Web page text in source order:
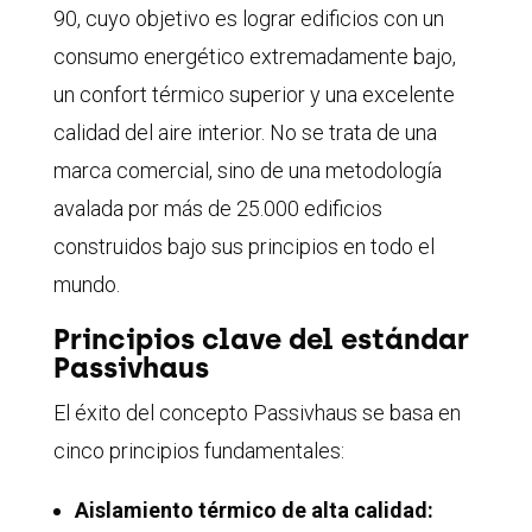
90, cuyo objetivo es lograr edificios con un
consumo energético extremadamente bajo,
un confort térmico superior y una excelente
calidad del aire interior. No se trata de una
marca comercial, sino de una metodología
avalada por más de 25.000 edificios
construidos bajo sus principios en todo el
mundo
Principios clave del estándar
Passivhaus
El éxito del concepto Passivhaus se basa en
cinco principios fundamentales:
Aislamiento térmico de alta calidad: